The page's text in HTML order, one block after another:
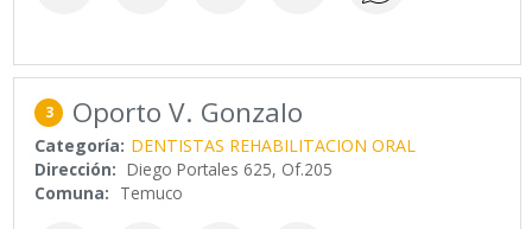
3 Oporto V. Gonzalo
Categoría: DENTISTAS REHABILITACION ORAL
Dirección: Diego Portales 625, Of.205
Comuna: Temuco